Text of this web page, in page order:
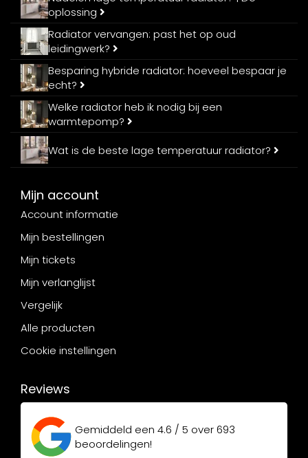
oplossing
Radiator vervangen: past het op oud
leidingwerk?
Besparing hybride radiator: hoeveel bespaar je
echt?
Welke radiator heb ik nodig bij een
warmtepomp?
Wat is de beste lage temperatuur radiator?
Mijn account
Account informatie
Mijn bestellingen
Mijn tickets
Mijn verlanglijst
Vergelijk
Alle producten
Cookie instellingen
Reviews
Gemiddeld een 4.6 / 5 over693
beoordelingen!